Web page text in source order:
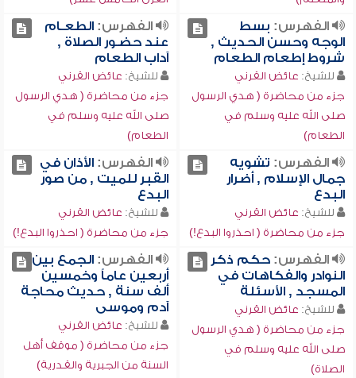
الفهرس: بسط
الوجه وحسن الحديث ,
شروط إطعام الطعام
للشيخ: عائض القرني
جزء من محاضرة ( هدي الرسول
صلى الله عليه وسلم في
الطعام)
الفهرس:الطعـام
عند حضـور الصلاة ,
آداب الطعام
للشيخ: عائض القرني
جزء من محاضرة ( هدي الرسول
صلى الله عليه وسلم في
الطعام)
الفهرس: تشويه
جمال الإسلام , أضرار
البدع
للشيخ: عائض القرني
جزء من محاضرة ( احذروا البدع!)
الفهرس:الأذان في
القبر للميت , من صور
البدع
للشيخ: عائض القرني
جزء من محاضرة ( احذروا البدع!)
الفهرس:حكم ذكر
النوادر والفكاهات في
المسجد , الأسئلة
للشيخ: عائض القرني
جزء من محاضرة ( هدي الرسول
صلى الله عليه وسلم في
الصلاة)
الفهرس:الجمع بين
أربعين عاماً وخمسين
ألف سنة , حديث محاجة
آدم وموسى
للشيخ: عائض القرني
جزء من محاضرة ( موقف أهل
السنة من الجبرية والقدرية)